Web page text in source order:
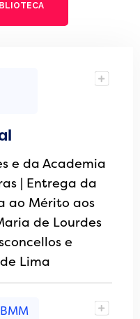
e da Academia
| Entrega da
ao Mérito aos
de Lourdes
e
Lima